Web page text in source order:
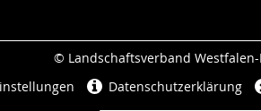
© Landschaftsverband Westfalen-
Datenschutzerklärung